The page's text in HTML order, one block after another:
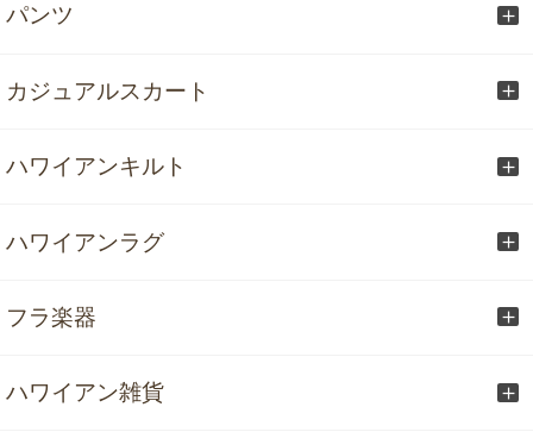
パンツ
カジュアルスカート
ハワイアンキルト
ハワイアンラグ
フラ楽器
ハワイアン雑貨